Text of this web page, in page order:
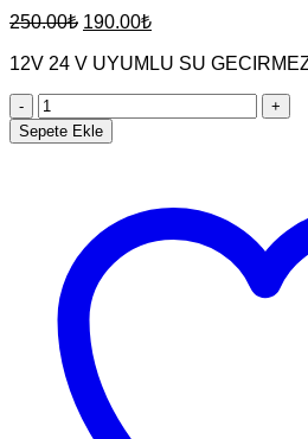
250.00₺ Orijinal
250.00₺.
190.00₺Şu
fiyat:
12V 24 V UYUMLU SU
9
LED
PARMAK
adet
Sepete Ekle